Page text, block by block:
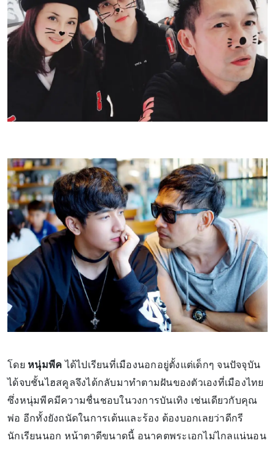
โดย หนุ่มพีคได้ไปเรียนที่เมืองนอกอยู่ตั้งแต่เด็กๆ จนปัจจุบัน
ได้จบชั้นไฮสคูลจึงได้กลับมาทำตามฝันของตัวเองที่เมืองไทย
ซึ่งหนุ่มพีคมีความชื่นชอบในวงการบันเทิง เช่นเดียวกับคุณ
พ่อ อีกทั้งยังถนัดในการเต้นและร้อง ต้องบอกเลยว่าดีกรี
นักเรียนนอก หน้าตาดีขนาดนี้ อนาคตพระเอกไม่ไกลแน่นอน